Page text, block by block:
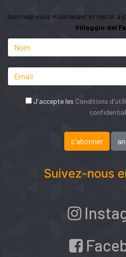
Inscrivez-vous maintenant et rester à
Villaggio del
J'accepte les Conditions
Suivez-nous